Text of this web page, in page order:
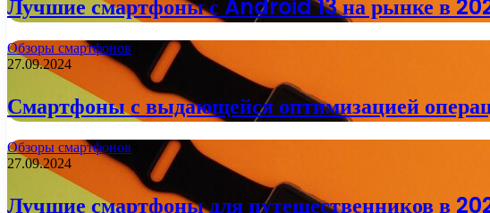
Лучшие смартфоны с Android 13 на рынке в
Обзоры смартфонов
27.09.2024
Смартфоны с выдающейся оптимизацией
Обзоры смартфонов
27.09.2024
Лучшие смартфоны для путешественников в